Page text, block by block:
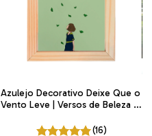
Azulejo Decorativo Deixe Que o
Vento Leve | Versos de Beleza |
(16)